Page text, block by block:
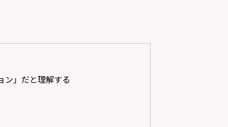
ン」だと理解する